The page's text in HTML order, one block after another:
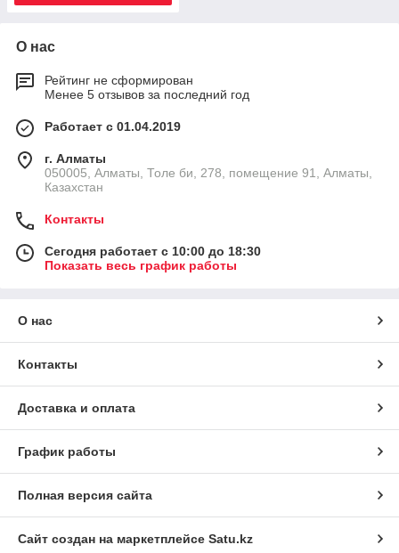
О нас
Рейтинг не сформирован
Менее 5 отзывов за последний год
Работает с 01.04.2019
г. Алматы
050005, Алматы, Толе би, 278, помещение 91, Алматы,
Казахстан
Контакты
Сегодня работает с 10:00 до 18:30
Показать весь график работы
О нас
Контакты
Доставка и оплата
График работы
Полная версия сайта
Сайт создан на маркетплейсе Satu.kz